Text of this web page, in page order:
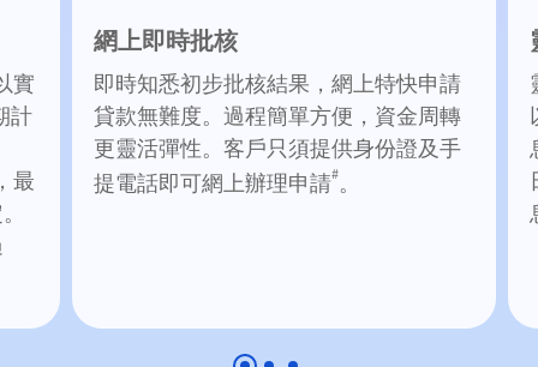
實
計
最
網上即時批核
即時知悉初步批核結果，網上特快申請
貸款無難度。過程簡單方便，資金周轉
更靈活彈性。客戶只須提供身份證及手
提電話即可網上辦理申請#。